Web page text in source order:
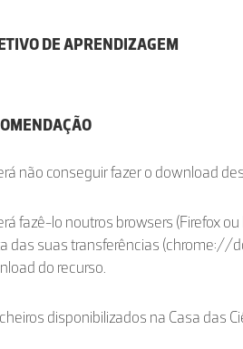
DE APRENDIZAGEM
não conseguir fazer o download
fazê-lo noutros browsers (Firefox
das suas transferências (chrome://
do recurso.
disponibilizados na Casa das